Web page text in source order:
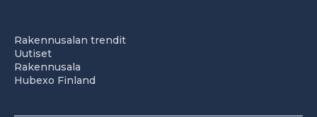
Rakennusalan trendit
Uutiset
Rakennusala
Hubexo Finland